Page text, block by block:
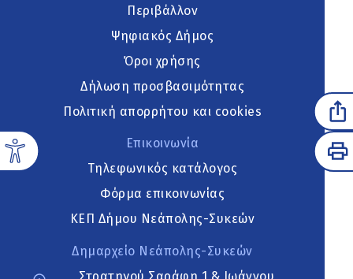
Περιβάλλον
Ψηφιακός Δήμος
Όροι χρήσης
Δήλωση προσβασιμότητας
Πολιτική απορρήτου και cookies
Επικοινωνία
Τηλεφωνικός κατάλογος
Φόρμα επικοινωνίας
ΚΕΠ Δήμου Νεάπολης-Συκεών
Δημαρχείο Νεάπολης-Συκεών